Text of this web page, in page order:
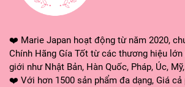
thấm.
- Nên sử dụng kết hợp serum cùng
quả tối ưu.
❤️ Marie Japan hoạt động từ năm 2020,
Chính Hãng Gía Tốt từ các thương hiệu
giới như Nhật Bản, Hàn Quốc, Pháp, Úc,
❤️ Với hơn 1500 sản phẩm đa dạng, Giá cả